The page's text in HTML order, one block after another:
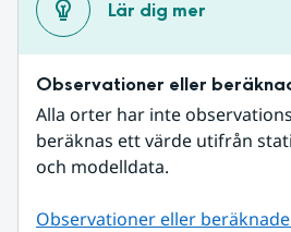
Lär dig mer
Observationer eller
Alla orter har inte
beräknas ett värde utifrån
och modelldata.
Observationer eller